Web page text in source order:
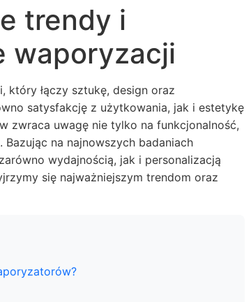
trendy i
waporyzacji
łączy sztukę, design oraz
satysfakcję z użytkowania, jak i estetykę
zwraca uwagę nie tylko na funkcjonalność,
na najnowszych badaniach
wydajnością, jak i personalizacją
się najważniejszym trendom oraz